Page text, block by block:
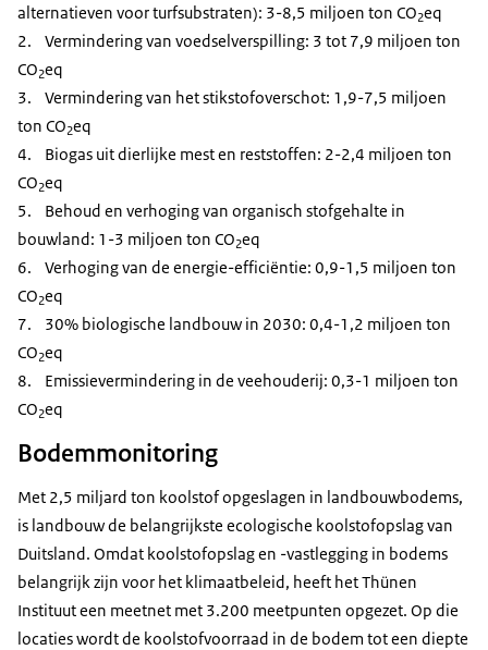
alternatieven voor turfsubstraten): 3-8,5 miljoen ton CO2eq
2. Vermindering van voedselverspilling: 3 tot 7,9 miljoen ton
CO2eq
3. Vermindering van het stikstofoverschot: 1,9-7,5 miljoen
ton CO2eq
4. Biogas uit dierlijke mest en reststoffen: 2-2,4 miljoen ton
CO2eq
5. Behoud en verhoging van organisch stofgehalte in
bouwland: 1-3 miljoen ton CO2eq
6. Verhoging van de energie-efficiëntie: 0,9-1,5 miljoen ton
CO2eq
7. 30% biologische landbouw in 2030: 0,4-1,2 miljoen ton
CO2eq
8. Emissievermindering in de veehouderij: 0,3-1 miljoen ton
CO2eq
Bodemmonitoring
Met 2,5 miljard ton koolstof opgeslagen in landbouwbodems,
is landbouw de belangrijkste ecologische koolstofopslag van
Duitsland. Omdat koolstofopslag en -vastlegging in bodems
belangrijk zijn voor het klimaatbeleid, heeft het Thünen
Instituut een meetnet met 3.200 meetpunten opgezet. Op die
locaties wordt de koolstofvoorraad in de bodem tot een diepte